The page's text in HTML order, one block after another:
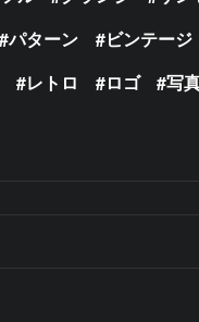
パターン ビンテージ
レトロ ロゴ 写